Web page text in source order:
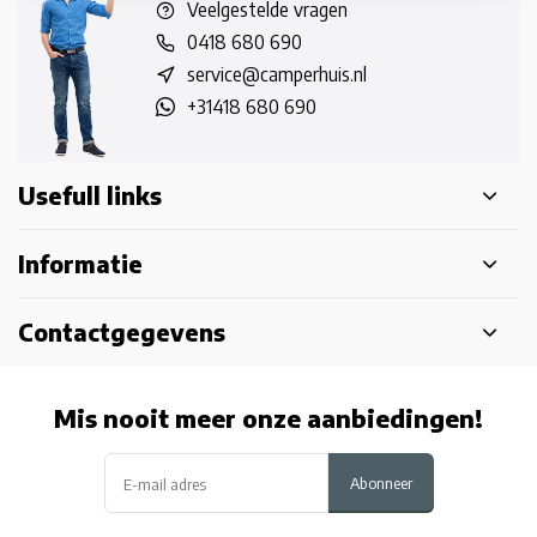
Veelgestelde vragen
0418 680 690
service@camperhuis.nl
+31418 680 690
Usefull links
Informatie
Contactgegevens
Mis nooit meer onze aanbiedingen!
Abonneer